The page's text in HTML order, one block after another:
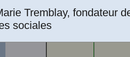
Tremblay, fondateur
sociales